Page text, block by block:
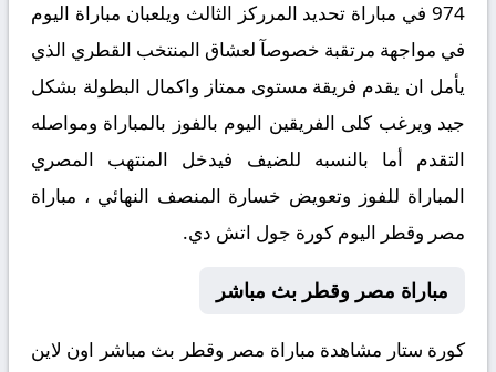
974 في مباراة تحديد المرركز الثالث ويلعبان مباراة اليوم
في مواجهة مرتقبة خصوصآ لعشاق المنتخب القطري الذي
يأمل ان يقدم فريقة مستوى ممتاز واكمال البطولة بشكل
جيد ويرغب كلى الفريقين اليوم بالفوز بالمباراة ومواصله
التقدم أما بالنسبه للضيف فيدخل المنتهب المصري
المباراة للفوز وتعويض خسارة المنصف النهائي ، مباراة
مصر وقطر اليوم كورة جول اتش دي.
مباراة مصر وقطر بث مباشر
كورة ستار مشاهدة مباراة مصر وقطر بث مباشر اون لاين